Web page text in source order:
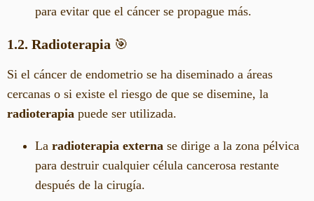
para evitar que el cáncer se propague más.
1.2. Radioterapia 🎯
Si el cáncer de endometrio se ha diseminado a áreas
cercanas o si existe el riesgo de que se disemine, la
radioterapia puede ser utilizada.
La radioterapia externa se dirige a la zona pélvica
para destruir cualquier célula cancerosa restante
después de la cirugía.